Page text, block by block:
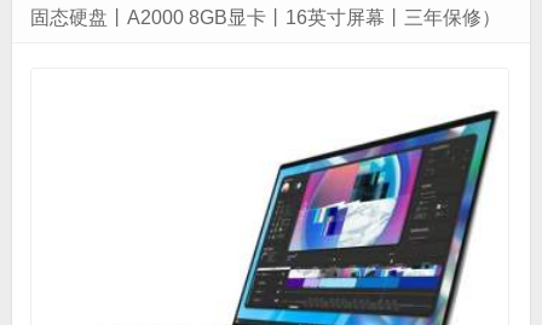
固态硬盘丨A2000 8GB显卡丨16英寸屏幕丨三年保修）